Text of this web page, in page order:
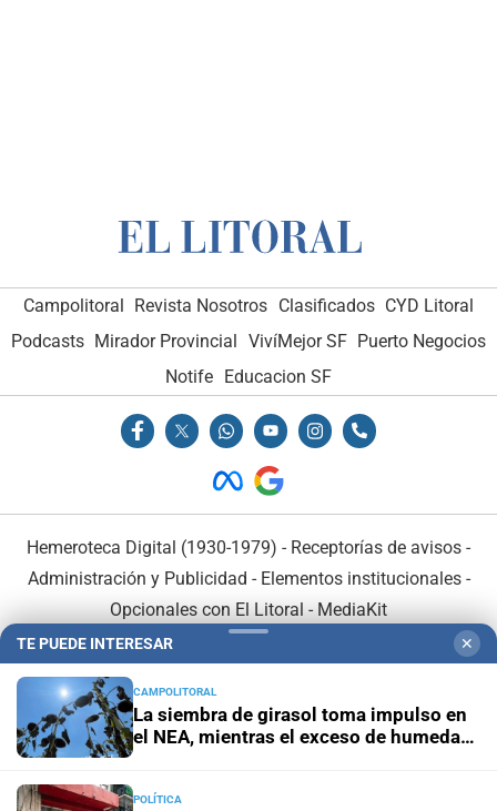
Campolitoral Revista Nosotros Clasificados CYD Litoral
Podcasts Mirador Provincial VivíMejor SF Puerto Negocios
Notife
Educacion SF
Hemeroteca Digital (1930-1979) - Receptorías de avisos -
Administración y Publicidad - Elementos institucionales-
Opcionales con El Litoral - MediaKit
TE PUEDE INTERESAR ✕
CAMPOLITORAL
La siembra de girasol toma impulso en
el NEA, mientras el exceso de humedad
POLÍTICA